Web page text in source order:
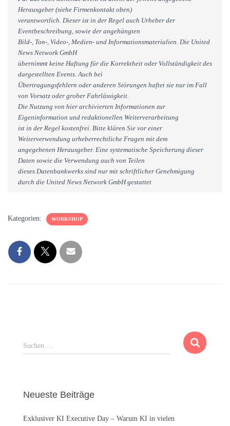
Herausgeber (siehe Firmenkontakt oben)
verantwortlich. Dieser ist in der Regel auch Urheber der
Eventbeschreibung, sowie der angehängten
Bild-, Ton-, Video-, Medien- und Informationsmaterialien. Die United
News Network GmbH
übernimmt keine Haftung für die Korrektheit oder Vollständigkeit des
dargestellten Events. Auch bei
Übertragungsfehlern oder anderen Störungen haftet sie nur im Fall
von Vorsatz oder grober Fahrlässigkeit.
Die Nutzung von hier archivierten Informationen zur
Eigeninformation und redaktionellen Weiterverarbeitung
ist in der Regel kostenfrei. Bitte klären Sie vor einer
Weiterverwendung urheberrechtliche Fragen mit dem
angegebenen Herausgeber. Eine systematische Speicherung dieser
Daten sowie die Verwendung auch von Teilen
dieses Datenbankwerks sind nur mit schriftlicher Genehmigung
durch die United News Network GmbH gestattet
Kategorien: WORKSHOP
S
u
n
a
Suchen …
Neueste Beiträge
Exklusiver KI Executive Day – Warum KI in vielen